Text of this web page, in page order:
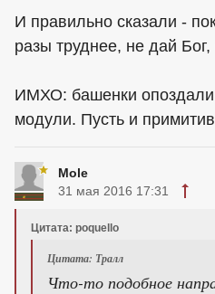
И правильно сказали -
разы труднее, не дай
ИМХО: башенки
модули. Пусть и
Mole
31 мая 2016 17:31
Цитата: poquello
Цитата: Тралл
Что-то подобное